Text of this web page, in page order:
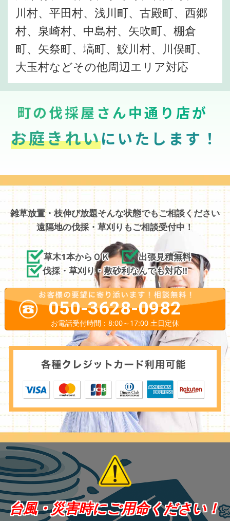
川村、平田村、浅川町、古殿町、西郷
村、泉崎村、中島村、矢吹町、棚倉
町、矢祭町、塙町、鮫川村、川俣町、
大玉村などその他周辺エリア対応
町の伐採屋さん中通り店が
お庭きれいにいたします！
雑草放置・枝伸び放題そんな状態でもご相談ください
遠隔地の伐採・草刈りもご相談受付中！
草木1本からＯＫ
出張見積無料
伐採・草刈り・敷砂利なんでも対応!!
050-3628-0982
お電話受付時間：8:00～17:00 土日定休
台風・災害時にご用命ください！